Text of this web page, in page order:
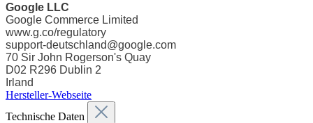
Google LLC
Google Commerce Limited
www.g.co/regulatory
support-deutschland@google.com
70 Sir John Rogerson's Quay
D02 R296 Dublin 2
Irland
Hersteller-Webseite
Technische Daten